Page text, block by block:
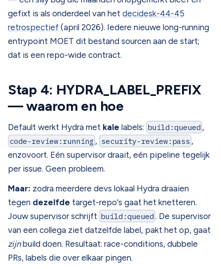
gefixt is als onderdeel van het decidesk-44-45
retrospectief (april 2026). Iedere nieuwe long-running
entrypoint MOET dit bestand sourcen aan de start;
dat is een repo-wide contract.
Stap 4: HYDRA_LABEL_PREFIX
— waarom en hoe
Default werkt Hydra met kale labels: build:queued ,
code-review:running , security-review:pass ,
enzovoort. Eén supervisor draait, eén pipeline tegelijk
per issue. Geen probleem.
Maar: zodra meerdere devs lokaal Hydra draaien
tegen dezelfde target-repo's gaat het knetteren.
Jouw supervisor schrijft build:queued . De supervisor
van een collega ziet datzelfde label, pakt het op, gaat
zijnbuild doen. Resultaat: race-conditions, dubbele
PRs, labels die over elkaar pingen.